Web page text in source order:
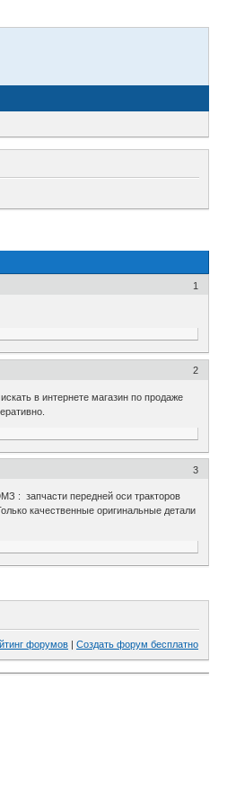
1
2
в интернете магазин по продаже
3
: запчасти передней оси тракторов
качественные оригинальные детали
форумов | Создать форум бесплатно